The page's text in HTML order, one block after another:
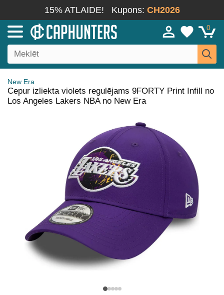
15% ATLAIDE! Kupons: CH2026
0
New Era
Cepur izliekta violets regulējams 9FORTY Print Infill no
Los Angeles Lakers NBA no New Era